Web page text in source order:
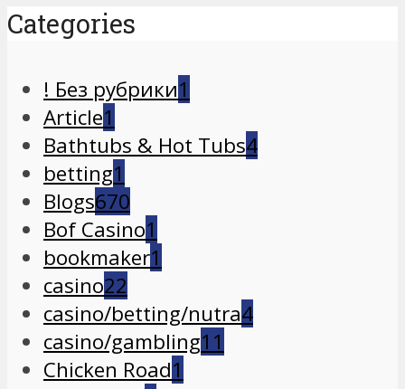
Categories
! Без рубрики1
Article1
Bathtubs & Hot Tubs4
betting1
Blogs670
Bof Casino1
bookmaker1
casino22
casino/betting/nutra4
casino/gambling11
Chicken Road1